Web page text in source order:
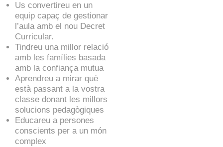
Us convertireu en un
equip capaç de gestionar
l’aula amb el nou Decret
Curricular.
Tindreu una millor relació
amb les famílies basada
amb la confiança mutua
Aprendreu a mirar què
està passant a la vostra
classe donant les millors
solucions pedagògiques
Educareu a persones
conscients per a un món
complex